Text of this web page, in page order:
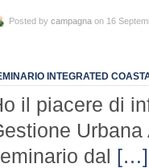
Posted by campagna on 16
INTEGRATED
il piacere di
dal […]